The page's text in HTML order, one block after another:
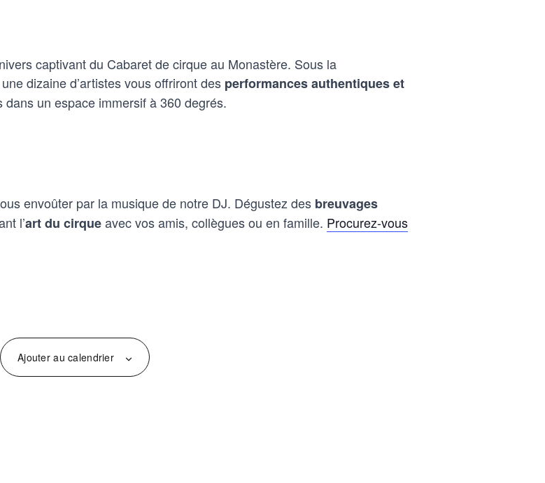
captivant du Cabaret de cirque au Monastère. Sous la
dizaine d’artistes vous offriront des performances authentiques et
un espace immersif à 360 degrés.
envoûter par la musique de notre DJ. Dégustez des breuvages
l’art du cirqueavec vos amis, collègues ou en famille. Procurez-vous
Ajouter au calendrier